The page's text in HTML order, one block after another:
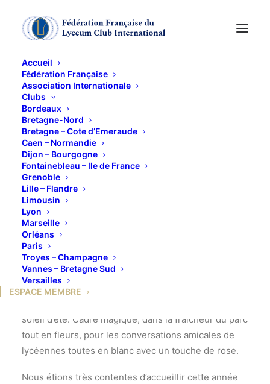
Accueil
Fédération Française
Association Internationale
Clubs
Bordeaux
Bretagne-Nord
Bretagne – Cote d’Emeraude
Caen – Normandie
Dijon – Bourgogne
Fontainebleau – Ile de France
Grenoble
Lille – Flandre
Limousin
Lyon
Marseille
Orléans
Paris
Troyes – Champagne
Vannes – Bretagne Sud
Versailles
ESPACE MEMBRE
Dîner au Polo club «
Mères- Filles »
Le rendez-vous annuel mères-filles au polo club de
soleil d’été. Cadre magique, dans la fraîcheur du parc
tout en fleurs, pour les conversations amicales de
lycéennes toutes en blanc avec un touche de rose.
Nous étions très contentes d’accueillir cette année